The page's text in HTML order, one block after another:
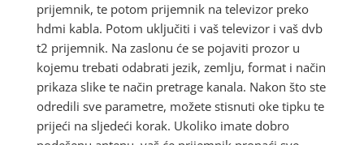
prijemnik, te potom prijemnik na televizor preko
hdmi kabla. Potom uključiti i vaš televizor i vaš dvb
t2 prijemnik. Na zaslonu će se pojaviti prozor u
kojemu trebati odabrati jezik, zemlju, format i način
prikaza slike te način pretrage kanala. Nakon što ste
odredili sve parametre, možete stisnuti oke tipku te
prijeći na sljedeći korak. Ukoliko imate dobro